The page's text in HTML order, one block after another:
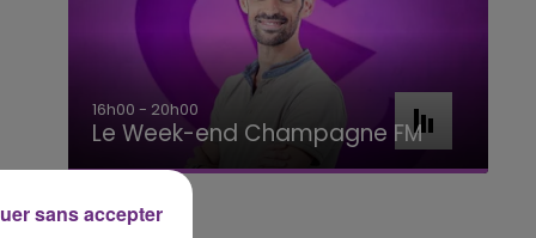
16h00 - 20h00
Le Week-end Champagne FM
sans accepter